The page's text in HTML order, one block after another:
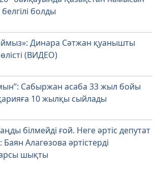
болды
Динара Сәтжан қуанышты
(ВИДЕО)
Сабыржан асаба 33 жыл бойы
10 жылқы сыйлады
білмейді ғой. Неге әртіс депутат
Алагөзова әртістерді
шықты